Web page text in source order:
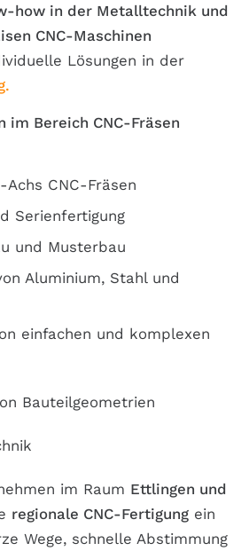
how in der Metalltechnik und
CNC-Maschinen
Lösungen in der
im Bereich CNC-Fräsen
CNC-Fräsen
Serienfertigung
und Musterbau
Aluminium, Stahl und
einfachen und komplexen
Bauteilgeometrien
im Raum Ettlingen und
regionale CNC-Fertigung ein
Wege, schnelle Abstimmung